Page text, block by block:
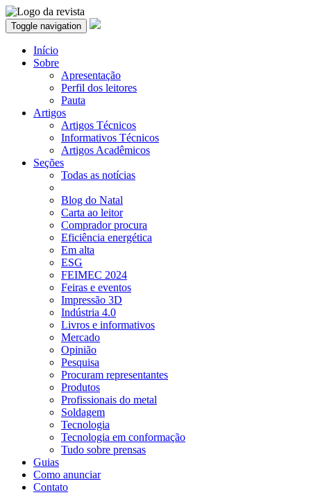
Toggle navigation
Início
Sobre
Apresentação
Perfil dos leitores
Pauta
Artigos
Artigos Técnicos
Informativos Técnicos
Artigos Acadêmicos
Seções
Todas as notícias
Blog do Natal
Carta ao leitor
Comprador procura
Eficiência energética
Em alta
ESG
FEIMEC 2024
Feiras e eventos
Impressão 3D
Indústria 4.0
Livros e informativos
Mercado
Opinião
Pesquisa
Procuram representantes
Produtos
Profissionais do metal
Soldagem
Tecnologia
Tecnologia em conformação
Tudo sobre prensas
Guias
Como anunciar
Contato